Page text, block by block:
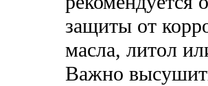
защиты от
масла, литол
Важно